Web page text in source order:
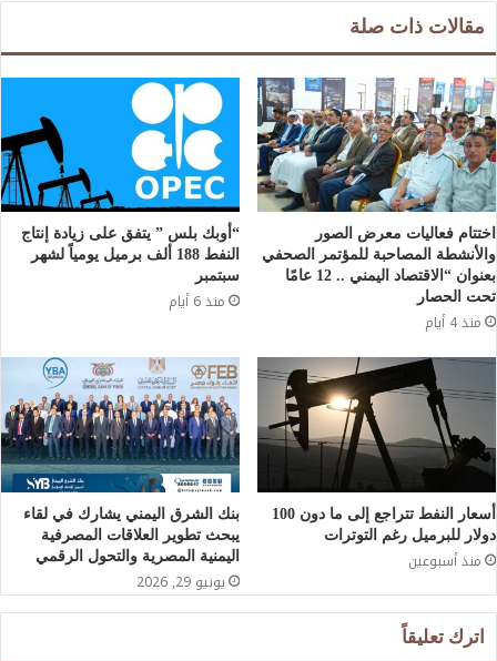
مقالات ذات صلة
اختتام فعاليات معرض الصور
والأنشطة المصاحبة للمؤتمر الصحفي
بعنوان “الاقتصاد اليمني .. 12 عامًا
تحت الحصار
منذ 4 أيام
“أوبك بلس ” يتفق على زيادة إنتاج
النفط 188 ألف برميل يومياً لشهر
سبتمبر
منذ 6 أيام
أسعار النفط تتراجع إلى ما دون 100
دولار للبرميل رغم التوترات
منذ أسبوعين
بنك الشرق اليمني يشارك في لقاء
يبحث تطوير العلاقات المصرفية
اليمنية المصرية والتحول الرقمي
يونيو 29, 2026
اترك تعليقاً